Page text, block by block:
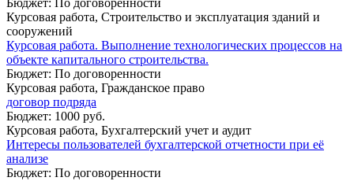
Курсовая работа, Строительство и эксплуатация зданий и
сооружений
Курсовая работа. Выполнение технологических процессов на
объекте капитального строительства.
Бюджет: По договоренности
Курсовая работа, Гражданское право
договор подряда
Бюджет: 1000 руб.
Курсовая работа, Бухгалтерский учет и аудит
Интересы пользователей бухгалтерской отчетности при её
анализе
Бюджет: По договоренности